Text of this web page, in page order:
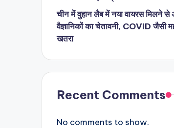
चीन में वुहान लैब में नया वायरस मिलने से
वैज्ञानिकों का चेतावनी, COVID जैसी
खतरा
Recent Comments
No comments to show.